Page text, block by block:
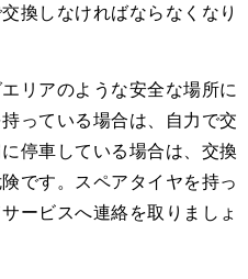
換しなければならなくなり
リアのような安全な場所に
っている場合は、自力で交
停車している場合は、交換
です。スペアタイヤを持っ
ービスへ連絡を取りましょ